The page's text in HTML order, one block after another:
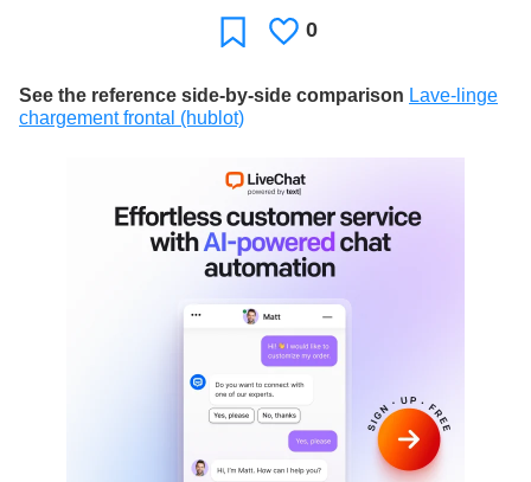
FavoriteLikes
0
See the reference side-by-side comparison Lave-linge
chargement frontal (hublot)